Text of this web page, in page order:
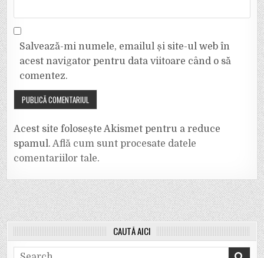
Salvează-mi numele, emailul și site-ul web în
acest navigator pentru data viitoare când o să
comentez.
Acest site folosește Akismet pentru a reduce
spamul.Află cum sunt procesate datele
comentariilor tale.
CAUTĂ AICI
Search